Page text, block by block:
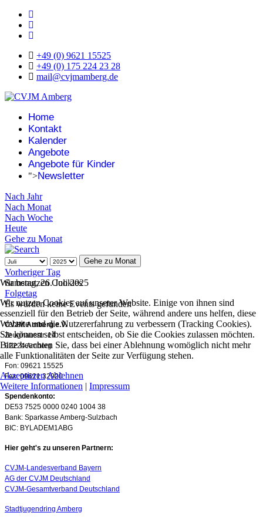
+49 (0) 9621 15525
+49 (0) 175 224 23 28
mail@cvjmamberg.de
Home
Kontakt
Kalender
Angebote
Angebote für Kinder
">Newsletter
Nach Jahr
Nach Monat
Nach Woche
Heute
Gehe zu Monat
Gehe zu Monat
Vorheriger Tag
Samstag, 26. Juli 2025
Folgetag
Es wurden keine Events gefunden
CVJM Amberg e.V.
Zeughausstr. 14
92224 Amberg
Fon: 09621 15525
Fax: 09621 32920
Spendenkonto:
DE53 7525 0000 0240 1004 38
Bank: Sparkasse Amberg-Sulzbach
BIC: BYLADEM1ABG
Hier geht's zu unseren Partnern:
CVJM-Landesverband Bayern
AG der CVJM Deutschland
CVJM-Gesamtverband Deutschland
Stadtjugendring Amberg
Wir benutzen Cookies
Wir nutzen Cookies auf unserer Website. Einige von ihnen sind
essenziell für den Betrieb der Seite, während andere uns helfen, diese
Website und die Nutzererfahrung zu verbessern (Tracking Cookies).
Sie können selbst entscheiden, ob Sie die Cookies zulassen möchten.
Bitte beachten Sie, dass bei einer Ablehnung womöglich nicht mehr
alle Funktionalitäten der Seite zur Verfügung stehen.
AkzeptierenAblehnen
Weitere Informationen | Impressum